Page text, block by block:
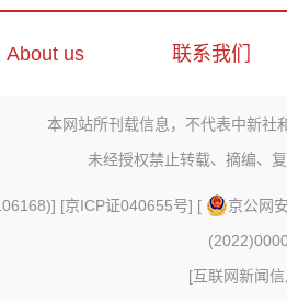
About us 联系我们
本网站所刊载信息，不代表中新社
未经授权禁止转载、摘编、
] [京ICP证040655号] [
京公网
[互联网新闻